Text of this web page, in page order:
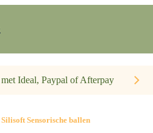
Ideal, Paypal of Afterpay
Silisoft Sensorische ballen